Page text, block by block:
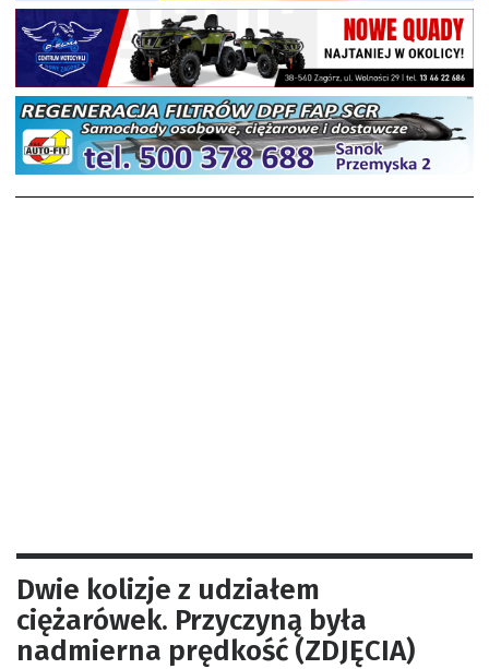
Dwie kolizje z udziałem
ciężarówek. Przyczyną była
nadmierna prędkość (ZDJĘCIA)